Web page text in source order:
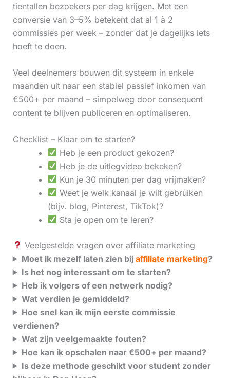
tientallen bezoekers per dag krijgen. Met een
conversie van 3–5% betekent dat al 1 à 2
commissies per week – zonder dat je dagelijks iets
hoeft te doen.
Veel deelnemers bouwen dit systeem in enkele
maanden uit naar een stabiel passief inkomen van
€500+ per maand – simpelweg door consequent
content te blijven publiceren en optimaliseren.
Checklist – Klaar om te starten?
Heb je een product gekozen?
Heb je de uitlegvideo bekeken?
Kun je 30 minuten per dag vrijmaken?
Weet je welk kanaal je wilt gebruiken
(bijv. blog, Pinterest, TikTok)?
Sta je open om te leren?
Veelgestelde vragen over affiliate marketing
Moet ik mezelf laten zien bij affiliate marketing?
Is het nog interessant om te starten?
Heb ik volgers of een netwerk nodig?
Wat verdien je gemiddeld?
Hoe snel kan ik mijn eerste commissie
verdienen?
Wat zijn veelgemaakte fouten?
Hoe kan ik opschalen naar €500+ per maand?
Is deze methode geschikt voor student zonder